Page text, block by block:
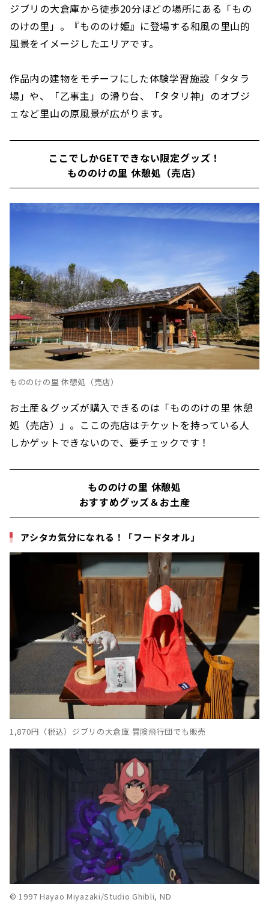
ジブリの大倉庫から徒歩20分ほどの場所にある「もの
のけの里」。『もののけ姫』に登場する和風の里山的
風景をイメージしたエリアです。
作品内の建物をモチーフにした体験学習施設「タタラ
場」や、「乙事主」の滑り台、「タタリ神」のオブジ
ェなど里山の原風景が広がります。
ここでしかGETできない限定グッズ！
もののけの里 休憩処（売店）
もののけの里 休憩処（売店）
お土産＆グッズが購入できるのは「もののけの里 休憩
処（売店）」。ここの売店はチケットを持っている人
しかゲットできないので、要チェックです！
もののけの里 休憩処
おすすめグッズ＆お土産
アシタカ気分になれる！「フードタオル」
1,870円（税込）ジブリの大倉庫 冒険飛行団でも販売
© 1997 Hayao Miyazaki/Studio Ghibli, ND